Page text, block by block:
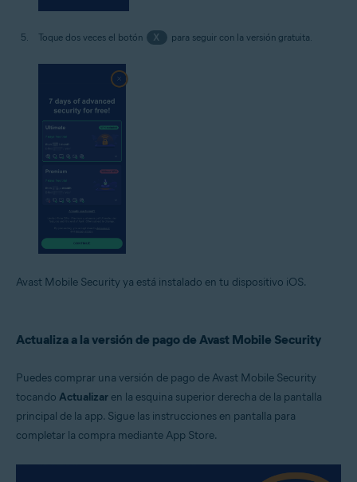
Toque dos veces el botón X para seguir con la versión gratuita.
Avast Mobile Security ya está instalado en tu dispositivo iOS.
Actualiza a la versión de pago de Avast Mobile Security
Puedes comprar una versión de pago de Avast Mobile Security
tocando Actualizar en la esquina superior derecha de la pantalla
principal de la app. Sigue las instrucciones en pantalla para
completar la compra mediante App Store.